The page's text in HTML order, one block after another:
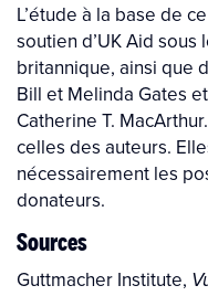
L’étude à la base de
soutien d’UK Aid
britannique, ainsi que
Bill et Melinda Gates
Catherine T.
celles des auteurs.
nécessairement les
donateurs.
Sources
Guttmacher Institute,